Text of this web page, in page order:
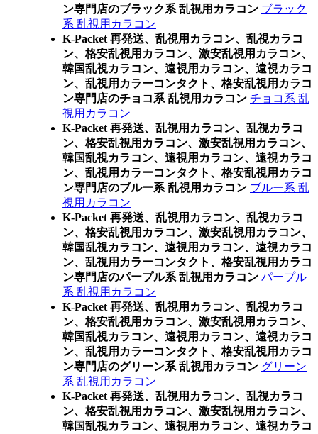
ン専門店のブラック系 乱視用カラコン ブラック
系 乱視用カラコン
K-Packet 再発送、乱視用カラコン、乱視カラコ
ン、格安乱視用カラコン、激安乱視用カラコン、
韓国乱視カラコン、遠視用カラコン、遠視カラコ
ン、乱視用カラーコンタクト、格安乱視用カラコ
ン専門店のチョコ系 乱視用カラコン チョコ系 乱
視用カラコン
K-Packet 再発送、乱視用カラコン、乱視カラコ
ン、格安乱視用カラコン、激安乱視用カラコン、
韓国乱視カラコン、遠視用カラコン、遠視カラコ
ン、乱視用カラーコンタクト、格安乱視用カラコ
ン専門店のブルー系 乱視用カラコン ブルー系 乱
視用カラコン
K-Packet 再発送、乱視用カラコン、乱視カラコ
ン、格安乱視用カラコン、激安乱視用カラコン、
韓国乱視カラコン、遠視用カラコン、遠視カラコ
ン、乱視用カラーコンタクト、格安乱視用カラコ
ン専門店のパープル系 乱視用カラコン パープル
系 乱視用カラコン
K-Packet 再発送、乱視用カラコン、乱視カラコ
ン、格安乱視用カラコン、激安乱視用カラコン、
韓国乱視カラコン、遠視用カラコン、遠視カラコ
ン、乱視用カラーコンタクト、格安乱視用カラコ
ン専門店のグリーン系 乱視用カラコン グリーン
系 乱視用カラコン
K-Packet 再発送、乱視用カラコン、乱視カラコ
ン、格安乱視用カラコン、激安乱視用カラコン、
韓国乱視カラコン、遠視用カラコン、遠視カラコ